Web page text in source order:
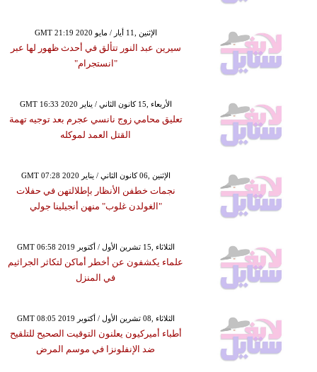
GMT 21:19 2020 الإثنين ,11 أيار / مايو
سيرين عبد النور تتألق في أحدث ظهور لها عبر
"انستجرام"
GMT 16:33 2020 الأربعاء ,15 كانون الثاني / يناير
تعليق محامي زوج نانسي عجرم بعد توجيه تهمة
القتل العمد لموكله
GMT 07:28 2020 الإثنين ,06 كانون الثاني / يناير
نجمات خطفن الأنظار بإطلالتهن في حفلات
"الغولدن غلوب" منهن أنجيلينا جولي
GMT 06:58 2019 الثلاثاء ,15 تشرين الأول / أكتوبر
علماء يكشفون عن أخطر أماكن لتكاثر الجراثيم
في المنزل
GMT 08:05 2019 الثلاثاء ,08 تشرين الأول / أكتوبر
أطباء أميركيون يعلنون التوقيت الصحيح للتلقيح
ضد الإنفلونزا في موسم المرض